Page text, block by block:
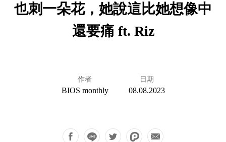
也刺一朵花，她說這比她想像中
還要痛 ft. Riz
作者
BIOS monthly
日期
08.08.2023